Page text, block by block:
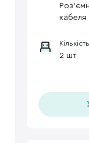
кабеля
2 шт